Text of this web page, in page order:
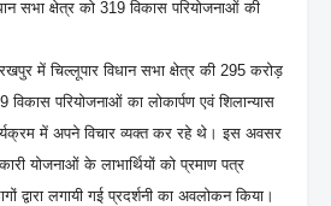
सभा क्षेत्र को 319 विकास परियोजनाओं की
में चिल्लूपार विधान सभा क्षेत्र की 295 करोड़
परियोजनाओं का लोकार्पण एवं शिलान्यास
में अपने विचार व्यक्त कर रहे थे। इस अवसर
योजनाओं के लाभार्थियों को प्रमाण पत्र
द्वारा लगायी गई प्रदर्शनी का अवलोकन किया।